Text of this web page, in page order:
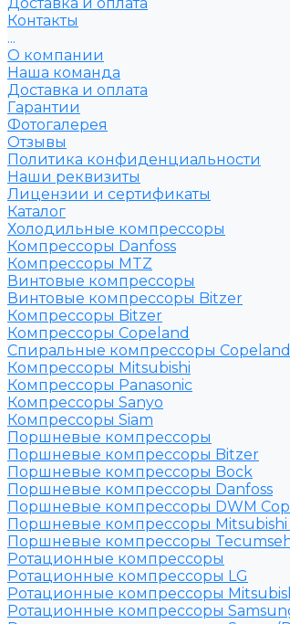
Контакты
...
О компании
Наша команда
Доставка и оплата
Гарантии
Фотогалерея
Отзывы
Политика конфиденциальности
Наши реквизиты
Лицензии и сертификаты
Каталог
Холодильные компрессоры
Компрессоры Danfoss
Компрессоры MTZ
Винтовые компрессоры
Винтовые компрессоры Bitzer
Компрессоры Bitzer
Компрессоры Copeland
Спиральные компрессоры Copeland
Компрессоры Mitsubishi
Компрессоры Panasonic
Компрессоры Sanyo
Компрессоры Siam
Поршневые компрессоры
Поршневые компрессоры Bitzer
Поршневые компрессоры Bock
Поршневые компрессоры Danfoss
Поршневые компрессоры DWM
Поршневые компрессоры Mitsubishi
Поршневые компрессоры
Ротационные компрессоры
Ротационные компрессоры LG
Ротационные компрессоры
Ротационные компрессоры